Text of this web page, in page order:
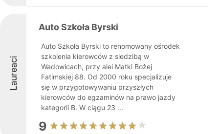
Laureaci
Auto Szkoła Byrski
Auto Szkoła Byrski to renomowany ośrodek
szkolenia kierowców z siedzibą w
Wadowicach, przy alei Matki Bożej
Fatimskiej 88. Od 2000 roku specjalizuje
się w przygotowywaniu przyszłych
kierowców do egzaminów na prawo jazdy
kategorii B. W ciągu 23 ...
9